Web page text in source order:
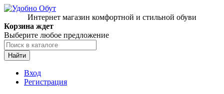
Интернет магазин комфортной и стильной обуви
Корзина ждет
Выберите любое предложение
Найти
Вход
Регистрация